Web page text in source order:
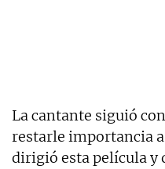
La cantante siguió
restarle importancia
dirigió esta película